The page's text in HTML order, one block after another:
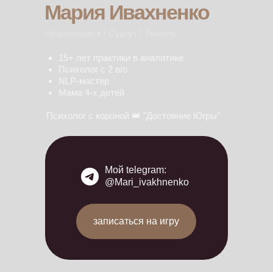
Мария Ивахненко
15+ лет практики в аналитике
Психолог с 2 в/о
NLP-мастер
Мама 4-х детей
Психолог с короной 👑 "Достояние Югры"
Мой telegram:
@Mari_ivakhnenko
записаться на игру